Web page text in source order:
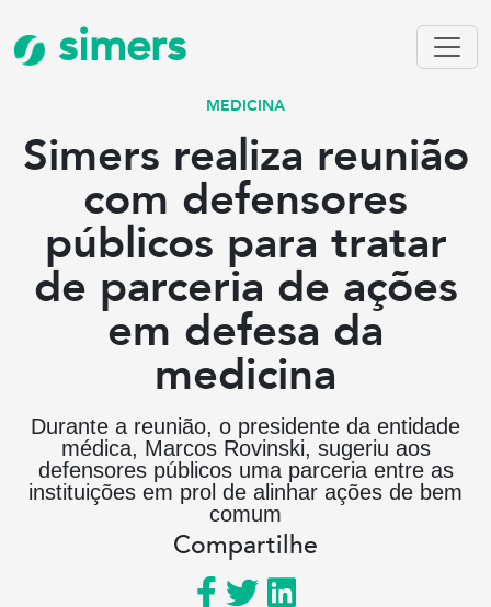
simers
MEDICINA
Simers realiza reunião
com defensores
públicos para tratar
de parceria de ações
em defesa da
medicina
Durante a reunião, o presidente da entidade
médica, Marcos Rovinski, sugeriu aos
defensores públicos uma parceria entre as
instituições em prol de alinhar ações de bem
comum
Compartilhe